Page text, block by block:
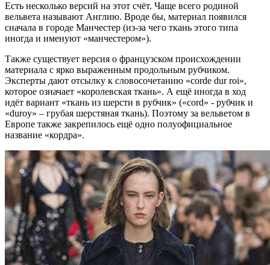
Есть несколько версий на этот счёт. Чаще всего родиной
вельвета называют Англию. Вроде бы, материал появился
сначала в городе Манчестер (из-за чего ткань этого типа
иногда и именуют «манчестером»).
Также существует версия о французском происхождении
материала с ярко выраженным продольным рубчиком.
Эксперты дают отсылку к словосочетанию «corde dur roi»,
которое означает «королевская ткань». А ещё иногда в ход
идёт вариант «ткань из шерсти в рубчик» («cord» - рубчик и
«duroy» – грубая шерстяная ткань). Поэтому за вельветом в
Европе также закрепилось ещё одно полуофициальное
название «кордра».